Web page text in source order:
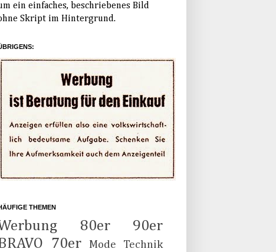
ein einfaches, beschriebenes Bild
Skript im Hintergrund.
THEMEN
80er
90er
70er Mode
Technik